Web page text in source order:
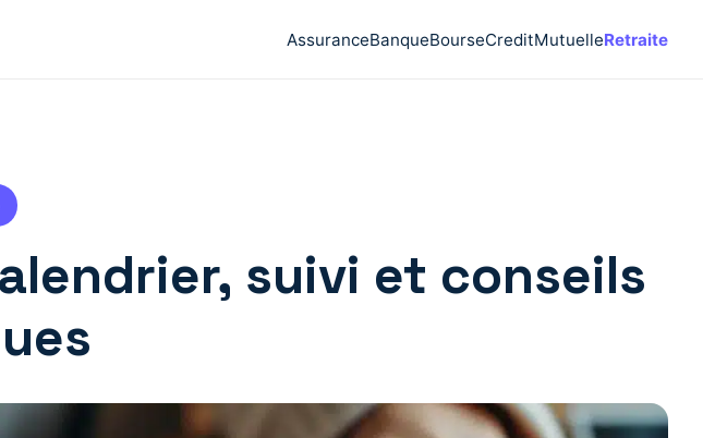
AssuranceBanqueBourseCreditMutuelleRetraite
suivi et conseils